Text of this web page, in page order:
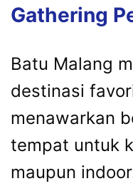
Gathering
Batu Malang
destinasi
menawarkan
tempat untuk
maupun